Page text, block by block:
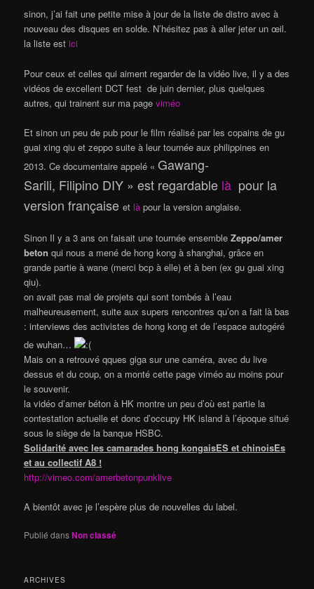
sinon, j’ai fait une petite mise à jour de la liste de distro avec à
nouveau des disques en solde. N’hésitez pas à aller jeter un œil.
la liste estici
Pour ceux et celles qui aiment regarder de la vidéo live, il y a des
vidéos de excellent DCT fest de juin dernier, plus quelques
autres, qui trainent sur ma pageviméo
Et sinon un peu de pub pour le film réalisé par les copains de gu
guai xing qiu et zeppo suite à leur tournée aux philippines en
2013. Ce documentaire appelé «Gawang-
Sarili, Filipino DIY » est regardable là pour la
version françaiseet là pour la version anglaise.
Sinon Il y a 3 ans on faisait une tournée ensembleZeppo/amer
beton qui nous a mené de hong kong à shanghai, grâce en
grande partie à wane (merci bcp à elle) et à ben (ex gu guai xing
qiu).
on avait pas mal de projets qui sont tombés à l’eau
malheureusement, suite aux supers rencontres qu’on a fait là bas
: interviews des activistes de hong kong et de l’espace autogéré
de wuhan…
Mais on a retrouvé qques giga sur une caméra, avec du live
dessus et du coup, on a monté cette page viméo au moins pour
le souvenir.
la vidéo d’amer béton à HK montre un peu d’où est partie la
contestation actuelle et donc d’occupy HK island à l’époque situé
sous le siège de la banque HSBC.
Solidarité avec les camarades hong kongaisES et chinoisEs
et au collectif A8 !
http://vimeo.com/amerbetonpunklive
A bientôt avec je l’espère plus de nouvelles du label.
Publié dansNon classé
ARCHIVES